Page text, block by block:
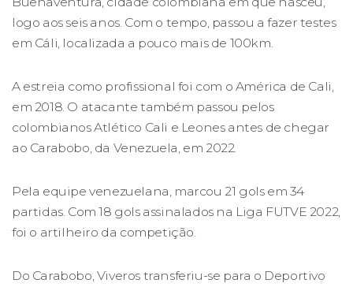
logo aos seis anos. Com o tempo, passou a fazer testes
em Cáli, localizada a pouco mais de 100km.
A estreia como profissional foi com o América de Cali,
em 2018. O atacante também passou pelos
colombianos Atlético Cali e Leones antes de chegar
ao Carabobo, da Venezuela, em 2022.
Pela equipe venezuelana, marcou 21 gols em 34
partidas. Com 18 gols assinalados na Liga FUTVE 2022,
foi o artilheiro da competição.
Do Carabobo, Viveros transferiu-se para o Deportivo